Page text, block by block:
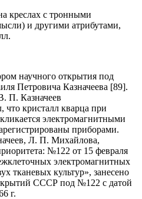
креслах с тронными
и другими атрибутами,
научного открытия под
Петровича Казначеева [89].
П. Казначеев
что кристалл кварца при
электромагнитными
приборами.
Л. П. Михайлова,
№122 от 15 февраля
электромагнитных
тканевых культур», занесено
СССР под №122 с датой
г.